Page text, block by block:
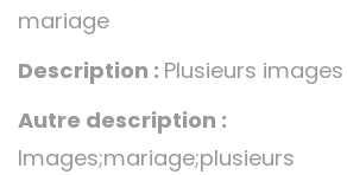
mariage
Description : Plusieurs
Autre description :
Images;mariage;plusieurs